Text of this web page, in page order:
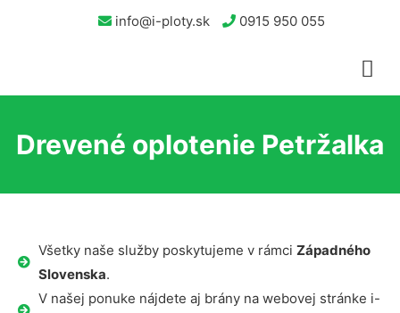
info@i-ploty.sk 0915 950 055
Drevené oplotenie Petržalka
Všetky naše služby poskytujeme v rámci Západného
Slovenska.
V našej ponuke nájdete aj brány na webovej stránke i-